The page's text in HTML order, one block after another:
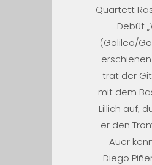
Quartett
Debüt
(Galileo/
trat der
mit dem
Lillich auf;
er den
Auer
Diego